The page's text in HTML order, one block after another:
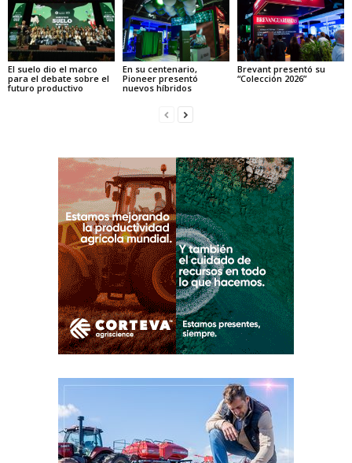
El suelo dio el marco
para el debate sobre el
futuro productivo
En su centenario,
Pioneer presentó
nuevos híbridos
Brevant presentó su
“Colección 2026”